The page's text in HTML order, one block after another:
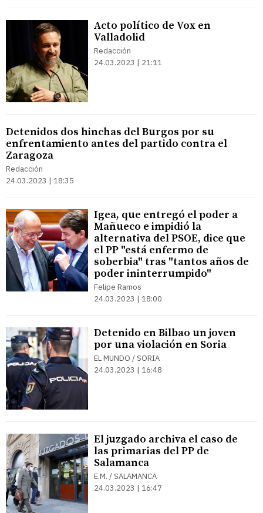
Acto político de Vox en
Valladolid
Redacción
24.03.2023 | 21:11
Detenidos dos hinchas del Burgos por su
enfrentamiento antes del partido contra el
Zaragoza
Redacción
24.03.2023 | 18:35
Igea, que entregó el poder a
Mañueco e impidió la
alternativa del PSOE, dice que
el PP "está enfermo de
soberbia" tras "tantos años de
poder ininterrumpido"
Felipe Ramos
24.03.2023 | 18:00
Detenido en Bilbao un joven
por una violación en Soria
EL MUNDO / SORIA
24.03.2023 | 16:48
El juzgado archiva el caso de
las primarias del PP de
Salamanca
E.M. / SALAMANCA
24.03.2023 | 16:47